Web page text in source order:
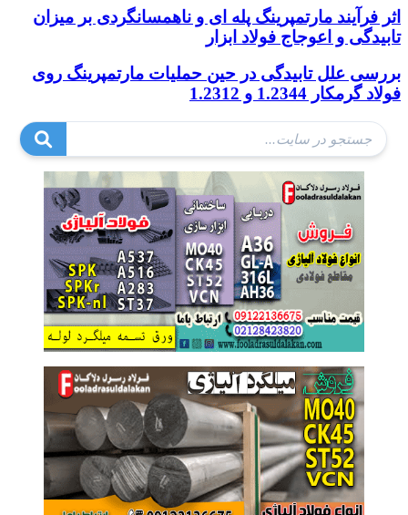
اثر فرآیند مارتمپرینگ پله ای و ناهمسانگردی بر میزان
تابیدگی و اعوجاج فولاد ابزار
بررسی علل تابیدگی در حین حملیات مارتمپرینگ روی
فولاد گرمکار 1.2344 و 1.2312